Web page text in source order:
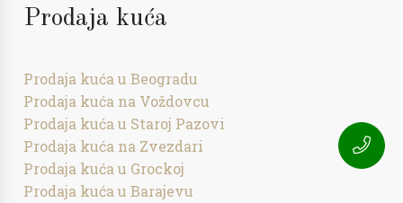
Prodaja kuća
Prodaja kuća u Beogradu
Prodaja kuća na Voždovcu
Prodaja kuća u Staroj Pazovi
Prodaja kuća na Zvezdari
Prodaja kuća u Grockoj
Prodaja kuća u Barajevu